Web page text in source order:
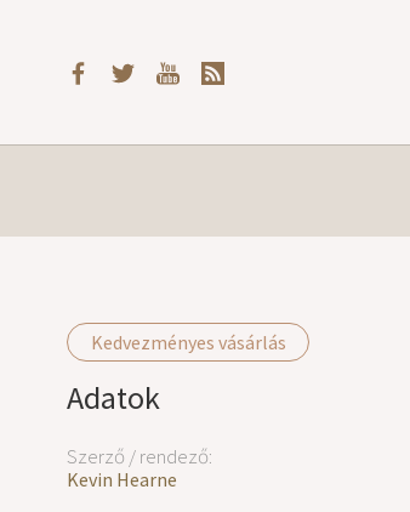
Kedvezményes vásárlás
Adatok
Szerző / rendező:
Kevin Hearne